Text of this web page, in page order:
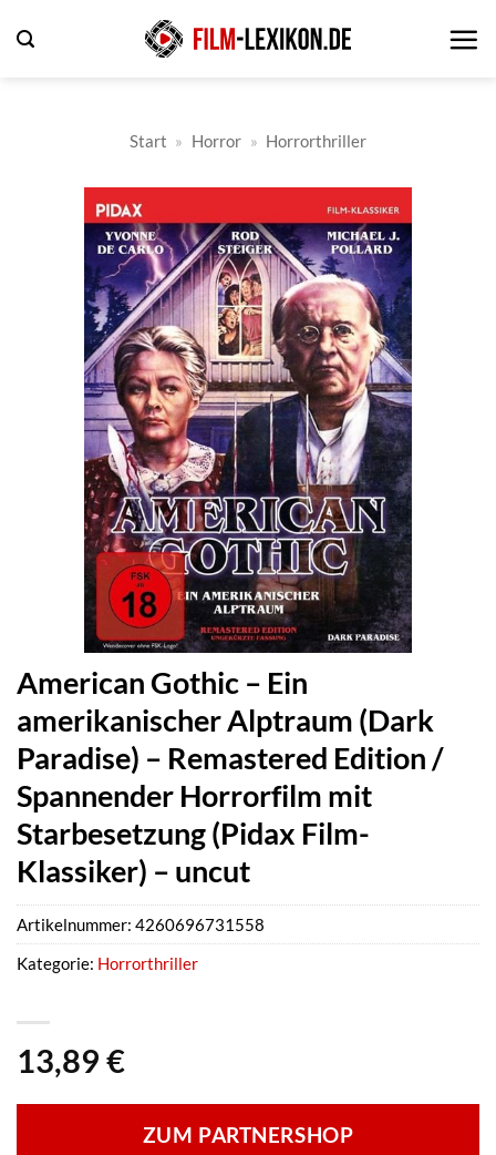
Inhalt
Start » Horror » Horrorthriller
American Gothic – Ein
amerikanischer Alptraum (Dark
Paradise) – Remastered Edition /
Spannender Horrorfilm mit
Starbesetzung (Pidax Film-
Klassiker) – uncut
13,89 €
ZUM PARTNERSHOP
Artikelnummer: 4260696731558
Kategorie: Horrorthriller